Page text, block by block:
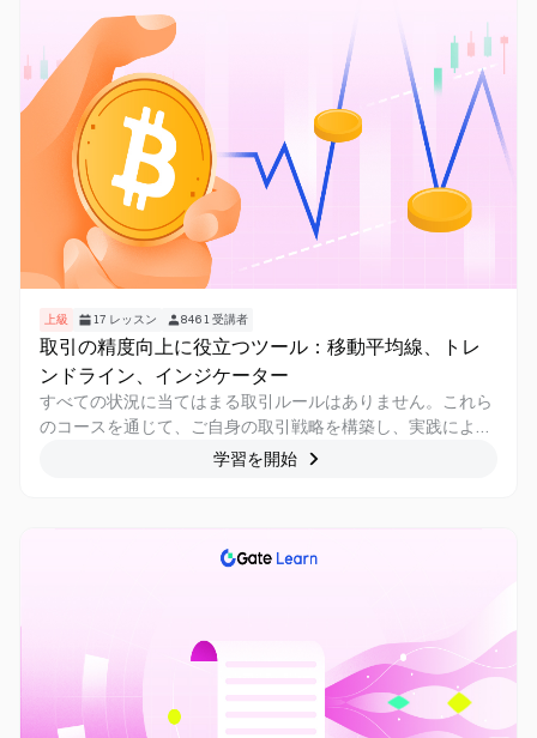
上級 17 レッスン 8461受講者
取引の精度向上に役立つツール：移動平均線、トレ
ンドライン、インジケーター
すべての状況に当てはまる取引ルールはありません。これら
のコースを通じて、ご自身の取引戦略を構築し、実践によっ
て検証・改善していくことが可能です。
学習を開始